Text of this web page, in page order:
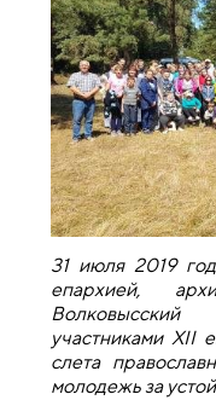
31 июля 2019
епархией,
участниками XII
слета
молодежь за